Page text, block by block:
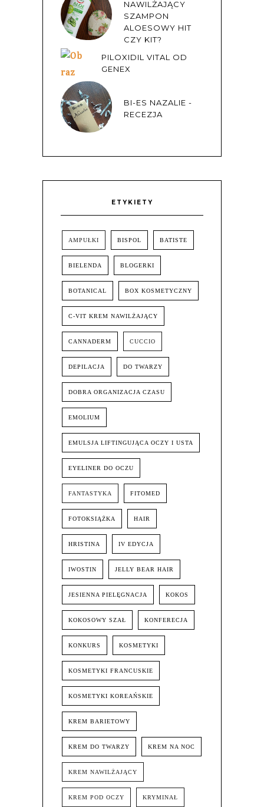
NAWILŻAJĄCY
SZAMPON
ALOESOWY HIT
CZY KIT?
PILOXIDIL VITAL OD
GENEX
BI-ES NAZALIE -
RECEZJA
ETYKIETY
AMPUŁKI BISPOL BATISTE
BIELENDA BLOGERKI
BOTANICAL BOX KOSMETYCZNY
C-VIT KREM NAWILŻAJĄCY
CANNADERM CUCCIO
DEPILACJA DO TWARZY
DOBRA ORGANIZACJA CZASU
EMOLIUM
EMULSJA LIFTINGUJĄCA OCZY I USTA
EYELINER DO OCZU
FANTASTYKA FITOMED
FOTOKSIĄŻKA HAIR
HRISTINA IV EDYCJA
IWOSTIN JELLY BEAR HAIR
JESIENNA PIELĘGNACJA KOKOS
KOKOSOWY SZAŁ KONFERECJA
KONKURS KOSMETYKI
KOSMETYKI FRANCUSKIE
KOSMETYKI KOREAŃSKIE
KREM BARIETOWY
KREM DO TWARZY KREM NA NOC
KREM NAWILŻAJĄCY
KREM POD OCZY KRYMINAŁ